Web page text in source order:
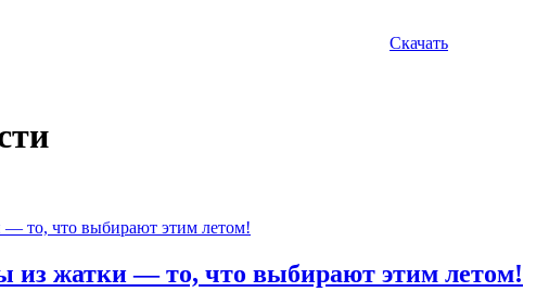
Скачать
из жатки — то, что выбирают этим летом!